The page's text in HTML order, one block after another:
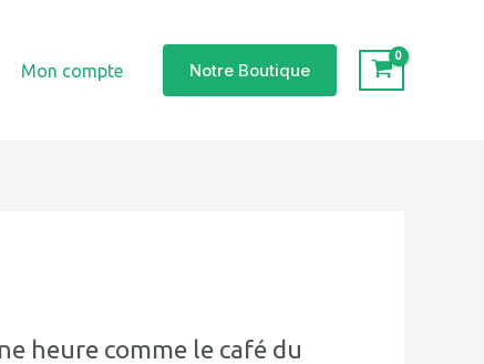
Mon compte Notre Boutique
heure comme le café du